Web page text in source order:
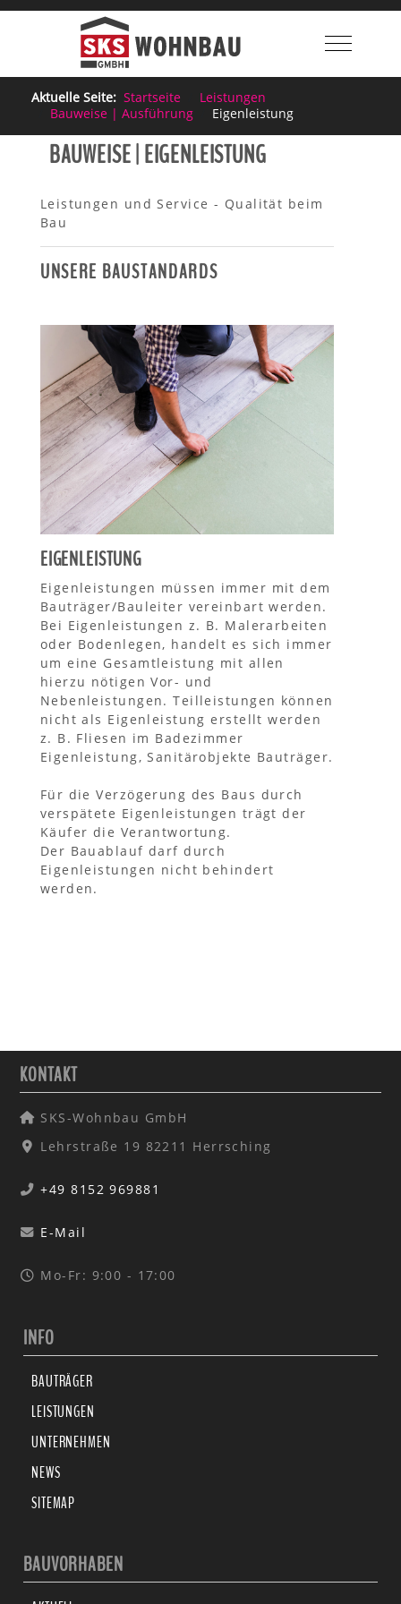
Mobile
Aktuelle Seite:Startseite
Leistungen
Bauweise | Ausführung
Eigenleistung
BAUWEISE | EIGENLEISTUNG
Leistungen und Service - Qualität beim
Bau
UNSERE BAUSTANDARDS
EIGENLEISTUNG
Eigenleistungen müssen immer mit dem
Bauträger/Bauleiter vereinbart werden.
Bei Eigenleistungen z. B. Malerarbeiten
oder Bodenlegen, handelt es sich immer
um eine Gesamtleistung mit allen
hierzu nötigen Vor- und
Nebenleistungen. Teilleistungen können
nicht als Eigenleistung erstellt werden
z. B. Fliesen im Badezimmer
Eigenleistung, Sanitärobjekte Bauträger.
Für die Verzögerung des Baus durch
verspätete Eigenleistungen trägt der
Käufer die Verantwortung.
Der Bauablauf darf durch
Eigenleistungen nicht behindert
werden.
KONTAKT
SKS-Wohnbau GmbH
Lehrstraße 19 82211 Herrsching
+49 8152 969881
E-Mail
Mo-Fr: 9:00 - 17:00
INFO
BAUTRÄGER
LEISTUNGEN
UNTERNEHMEN
NEWS
SITEMAP
BAUVORHABEN